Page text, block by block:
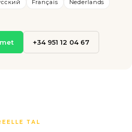
Français
Nederlands
+34 951 12 04 67
TAL